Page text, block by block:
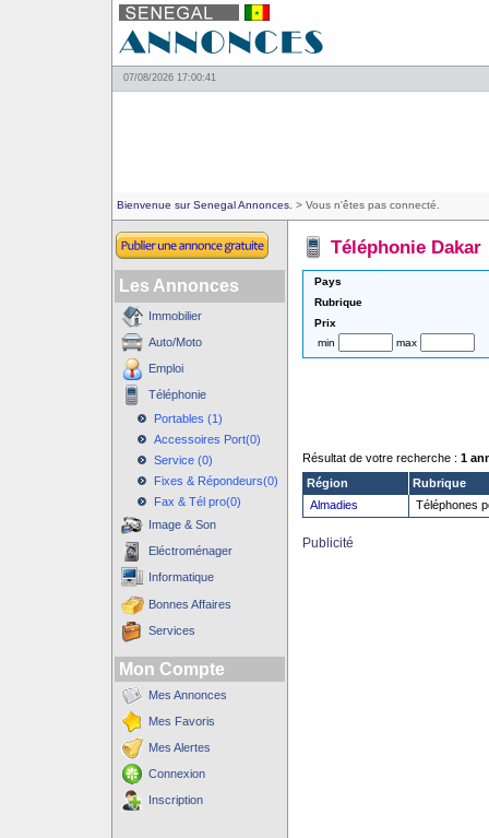
07/08/2026 17:00:41
Bienvenue sur Senegal Annonces. > Vous n'êtes pas connecté.
Les Annonces
Immobilier
Auto/Moto
Emploi
Téléphonie
Portables (1)
Accessoires Port(0)
Service (0)
Fixes & Répondeurs(0)
Fax & Tél pro(0)
Image & Son
Eléctroménager
Informatique
Bonnes Affaires
Services
Mon Compte
Mes Annonces
Mes Favoris
Mes Alertes
Connexion
Inscription
Téléphonie Dakar
Pays
Rubrique
Prix
min
max
Résultat de votre recherche : 1
Région
Rubrique
Almadies
Téléphones
Publicité